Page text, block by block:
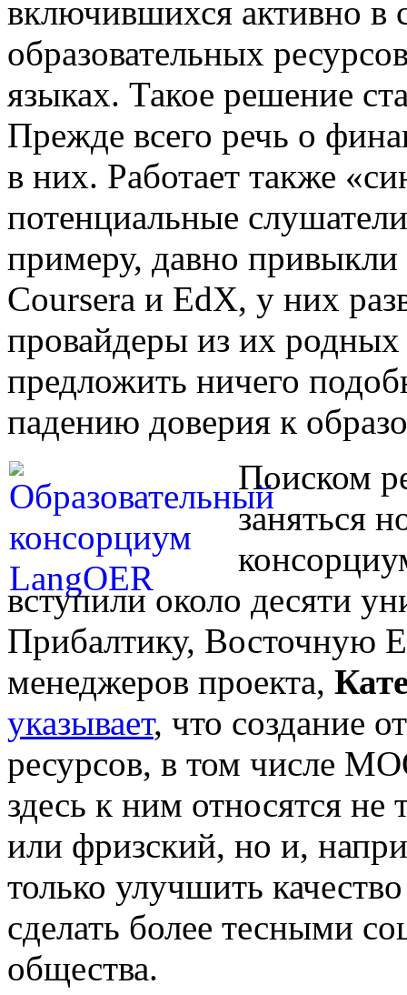
включившихся активно в
образовательных
языках. Такое решение
Прежде всего речь о
в них. Работает также
потенциальные
примеру, давно
Coursera и EdX, у них
провайдеры из их родных
предложить ничего
падению доверия к
Поиском
заняться
вступили около десяти
Прибалтику, Восточную
менеджеров проекта,
указывает, что создание
ресурсов, в том числе
здесь к ним относятся
или фризский, но и,
только улучшить
сделать более тесными
общества.